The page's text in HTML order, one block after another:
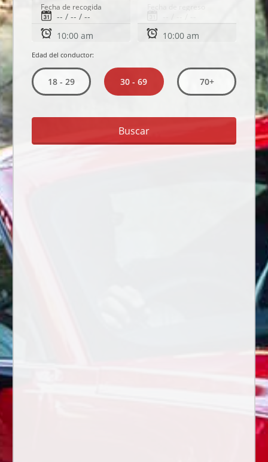
Fecha de recogida
Edad del conductor:
18 - 29 30 - 69 70+
Buscar